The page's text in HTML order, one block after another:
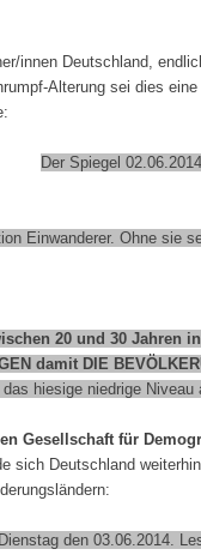
innen Deutschland,
Alterung sei dies
Der Spiegel
Einwanderer. Ohne sie
20 und 30 Jahren
damit DIE
hiesige niedrige Niveau
Gesellschaft für
sich Deutschland
den 03.06.2014.